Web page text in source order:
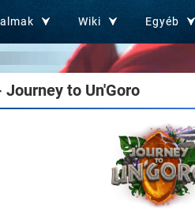
Wiki Egyéb
to Un'Goro